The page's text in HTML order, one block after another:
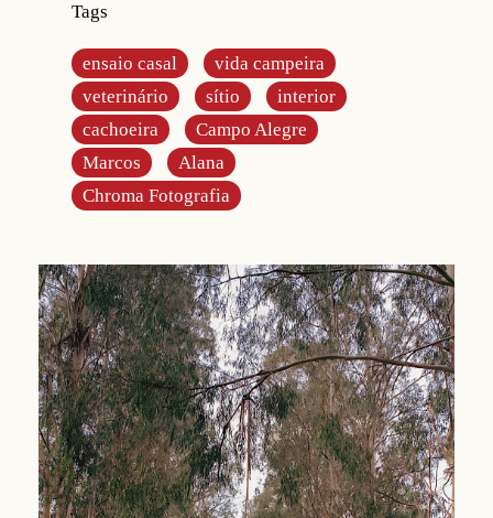
Tags
ensaio casal
vida campeira
veterinário
sítio
interior
cachoeira
Campo Alegre
Marcos
Alana
Chroma Fotografia